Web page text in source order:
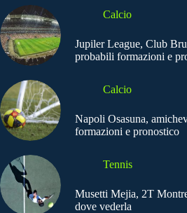
Calcio
Jupiler League, Club
probabili formazioni e
Calcio
Napoli Osasuna,
formazioni e pronostico
Tennis
Musetti Mejia, 2T
dove vederla